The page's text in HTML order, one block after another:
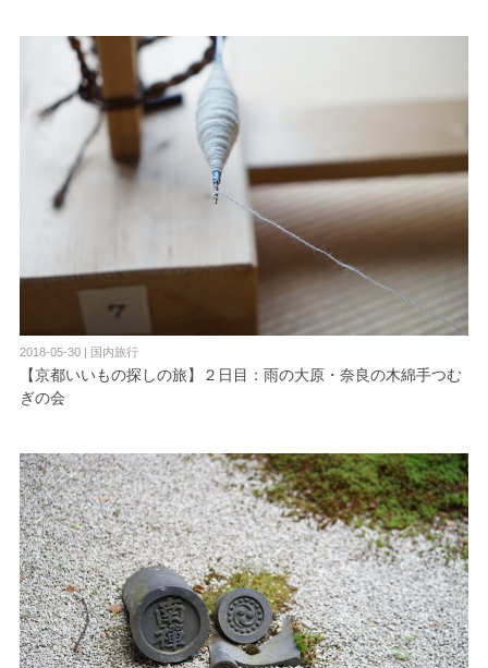
2018-05-30 | 国内旅行
【京都いいもの探しの旅】２日目：雨の大原・奈良の木綿手つむ
ぎの会